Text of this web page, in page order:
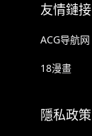
友情鏈接
ACG导航网
18漫畫
隱私政策